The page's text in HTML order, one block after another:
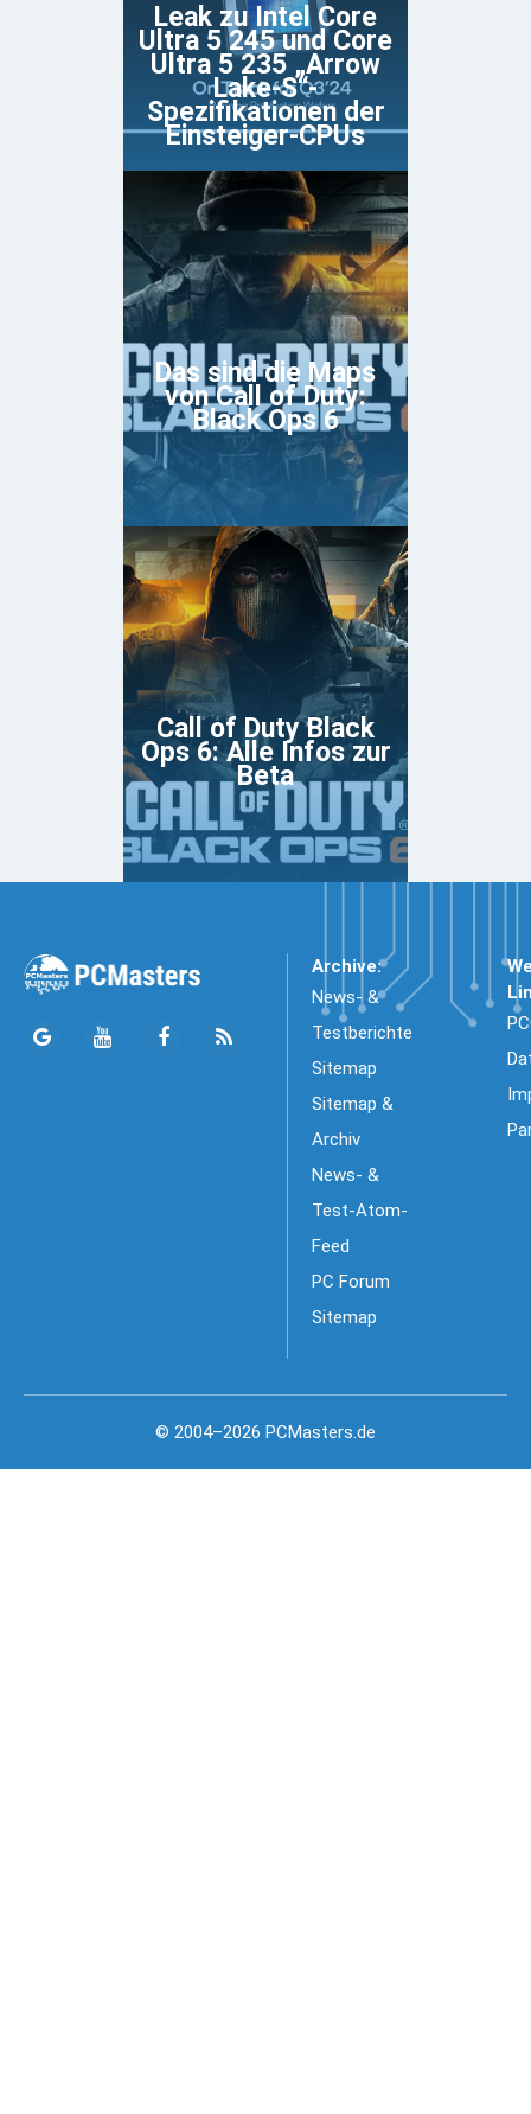
Leak zu Intel Core
Ultra 5 245 und Core
Ultra 5 235 „Arrow
Lake-S“-
Spezifikationen der
Einsteiger-CPUs
Das sind die Maps
von Call of Duty:
Black Ops 6
Call of Duty Black
Ops 6: Alle Infos zur
Beta
Archive:
News- &
Testberichte
Sitemap
Sitemap &
Archiv
News- &
Test-Atom-
Feed
PC Forum
Sitemap
© 2004–2026 PCMasters.de